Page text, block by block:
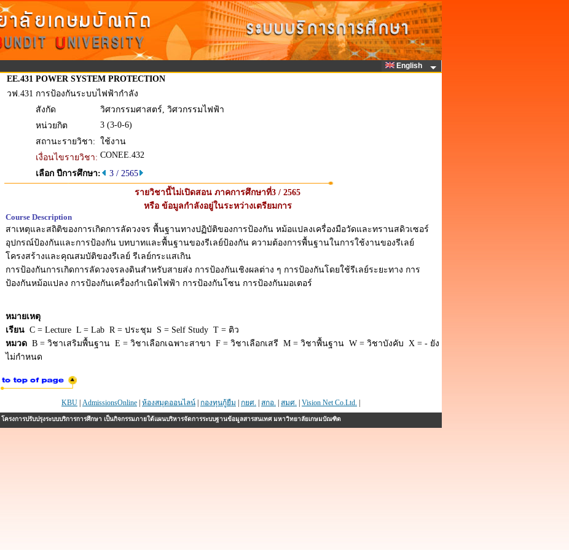
English
EE.431 POWER SYSTEM PROTECTION
วฟ.431 การป้องกันระบบไฟฟ้ากำลัง
สังกัด
วิศวกรรมศาสตร์, วิศวกรรมไฟฟ้า
หน่วยกิต
3 (3-0-6)
สถานะรายวิชา: ใช้งาน
เงื่อนไขรายวิชา: CONEE.432
เลือก ปีการศึกษา:
3 / 2565
รายวิชานี้ไม่เปิดสอน ภาคการศึกษาที่3 / 2565
หรือ ข้อมูลกำลังอยู่ในระหว่างเตรียมการ
Course Description
สาเหตุและสถิติของการเกิดการลัดวงจร พื้นฐานทางปฏิบัติของการป้องกัน หม้อแปลงเครื่องมือวัดและทรานสดิวเซอร์
อุปกรณ์ป้องกันและการป้องกัน บทบาทและพื้นฐานของรีเลย์ป้องกัน ความต้องการพื้นฐานในการใช้งานของรีเลย์
โครงสร้างและคุณสมบัติของรีเลย์ รีเลย์กระแสเกิน
การป้องกันการเกิดการลัดวงจรลงดินสำหรับสายส่ง การป้องกันเชิงผลต่าง ๆ การป้องกันโดยใช้รีเลย์ระยะทาง การ
ป้องกันหม้อแปลง การป้องกันเครื่องกำเนิดไฟฟ้า การป้องกันโซน การป้องกันมอเตอร์
หมายเหตุ
เรียน C = Lecture L = Lab R = ประชุม S = Self Study T = ติว
หมวด B = วิชาเสริมพื้นฐาน E = วิชาเลือกเฉพาะสาขา F = วิชาเลือกเสรี M = วิชาพื้นฐาน W = วิชาบังคับ X = - ยัง
ไม่กำหนด
KBU AdmissionsOnline ห้องสมุดออนไลน์ กองทุนกู้ยืม กยศ. สกอ. สมศ. Vision Net Co.Ltd.
โครงการปรับปรุงระบบบริการการศึกษา เป็นกิจกรรมภายใต้แผนบริหารจัดการระบบฐานข้อมูลสารสนเทศ มหาวิทยาลัยเกษมบัณฑิต